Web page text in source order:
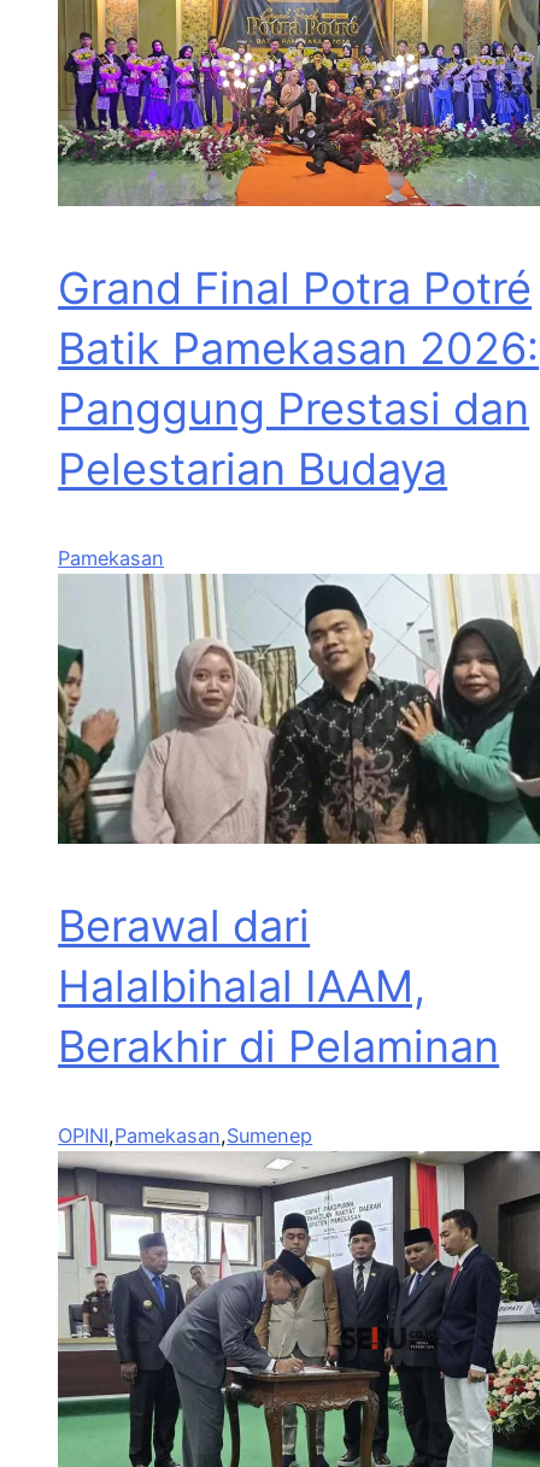
Grand Final Potra Potré
Batik Pamekasan 2026:
Panggung Prestasi dan
Pelestarian Budaya
Pamekasan
Berawal dari
Halalbihalal IAAM,
Berakhir di Pelaminan
OPINI,Pamekasan,Sumenep